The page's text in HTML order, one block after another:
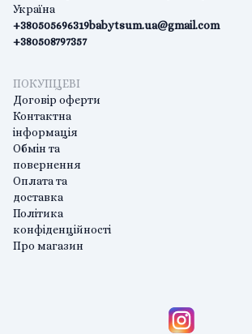
Україна
+380505696319
+380508797357
babytsum.ua@gmail.com
ПОКУПЦЕВІ
Договір оферти
Контактна
інформація
Обмін та
повернення
Оплата та
доставка
Політика
конфіденційності
Про магазин